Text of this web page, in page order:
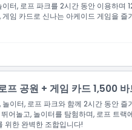
터, 로프 파크를 2시간 동안 이용하며
임 카드로 신나는 아케이드 게임을
프 공원 + 게임 카드 1,500
이터, 로프 파크와 함께 2시간 동안
어놀고, 놀이터를 탐험하며, 로프 트랙
위한 완벽한 조합입니다!